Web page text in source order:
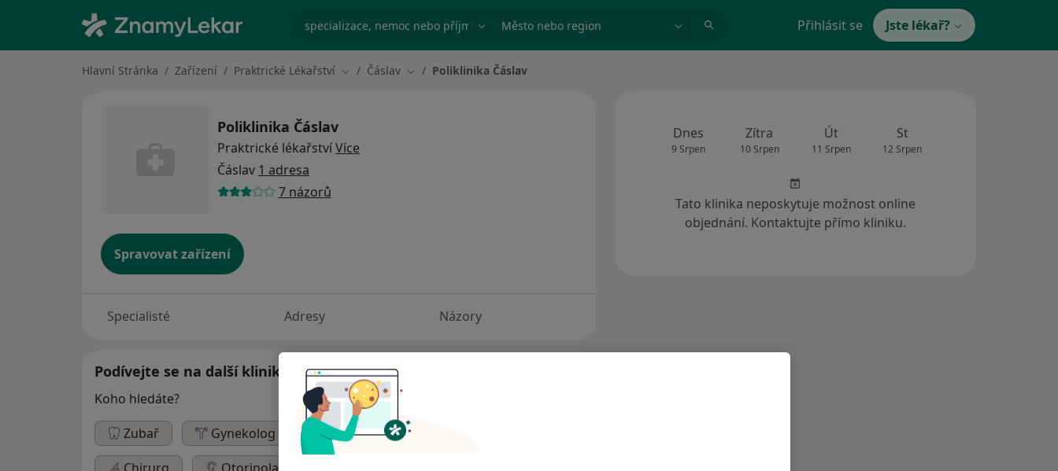
specializace, nemoc nebo příjmení Město nebo region Přihlásit se Jste lékař?
Hlavní Stránka Zařízení Praktrické Lékařství Změna města
Čáslav Změna města
Poliklinika Čáslav
Poliklinika Čáslav
Praktrické lékařstvíVíce
Čáslav 1 adresa
7 názorů
Spravovat zařízení
Specialisté Adresy Názory
Podívejte se na další kliniky
Koho hledáte?
Zubař
Gynekolog Pediatr
Dnes
9 Srpen
Zítra
10 Srpen
Út
11 Srpen
St
12 Srpen
Tato klinika neposkytuje možnost online
objednání. Kontaktujte přímo kliniku.